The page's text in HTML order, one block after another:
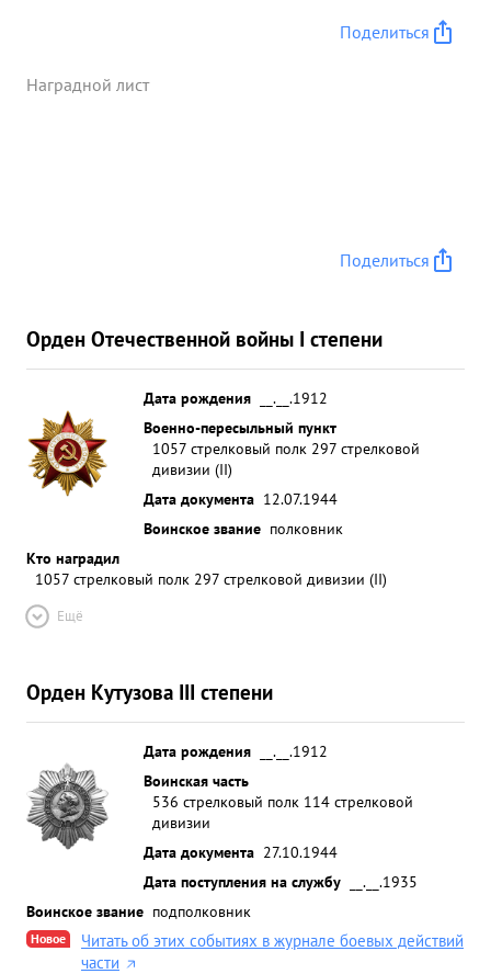
Поделиться
Наградной лист
Поделиться
Орден Отечественной войны I степени
Дата рождения
__.__.1912
Военно-пересыльный пункт
1057 стрелковый полк 297 стрелковой
дивизии (II)
Дата документа 12.07.1944
Воинское звание полковник
Кто наградил
1057 стрелковый полк 297 стрелковой дивизии (II)
Ещё
Орден Кутузова III степени
Дата рождения
__.__.1912
Воинская часть
536 стрелковый полк 114 стрелковой
дивизии
Дата документа 27.10.1944
Дата поступления на службу
__.__.1935
Воинское звание подполковник
Новое
Читать об этих событиях в журнале боевых действий
части